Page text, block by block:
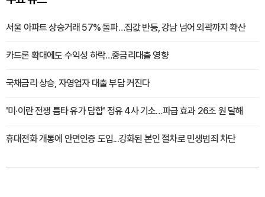
서울 아파트 상승거래 57% 돌파…집값 반등, 강남 넘어 외곽까지 확산
카드론 확대에도 수익성 하락…중금리대출 영향
국채금리 상승, 자영업자 대출 부담 커진다
'미·이란 전쟁 틈타 유가 담합' 정유 4사 기소…파급 효과 26조 원 달해
휴대전화 개통에 안면인증 도입...강화된 본인 절차로 민생범죄 차단